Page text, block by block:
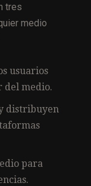
tres
medio
usuarios
del medio.
distribuyen
para